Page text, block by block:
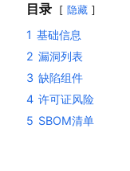
目录 隐藏
1 基础信息
2 漏洞列表
3 缺陷组件
4 许可证风险
5 SBOM清单